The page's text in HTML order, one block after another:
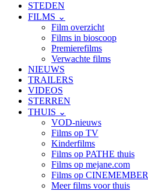
STEDEN
FILMS ⌄
Film overzicht
Films in bioscoop
Premierefilms
Verwachte films
NIEUWS
TRAILERS
VIDEOS
STERREN
THUIS ⌄
VOD-nieuws
Films op TV
Kinderfilms
Films op PATHE thuis
Films op mejane.com
Films op CINEMEMBER
Meer films voor thuis